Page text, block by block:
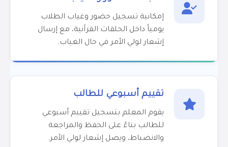
إمكانية تسجيل حضور وغياب الطلاب
يومياً داخل الحلقات القرآنية، مع إرسال
إشعار لولي الأمر في حال الغياب.
تقييم أسبوعي للطالب
يقوم المعلم بتسجيل تقييم أسبوعي
للطالب بناءً على الحفظ والمراجعة
والانضباط، ويصل إشعار لولي الأمر.